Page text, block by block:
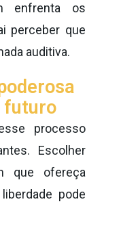
enfrenta os
perceber que
auditiva.
futuro
processo
Escolher
que ofereça
pode